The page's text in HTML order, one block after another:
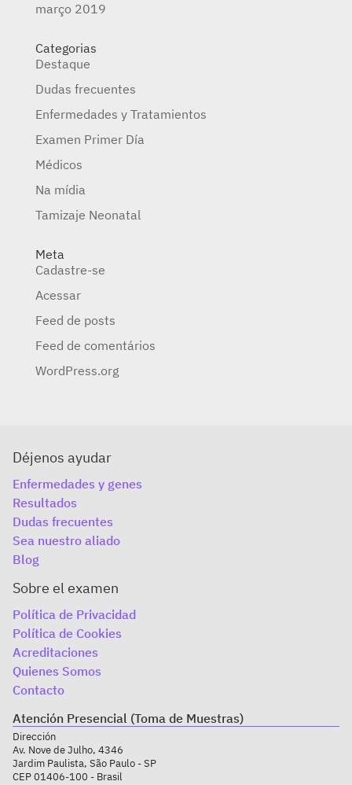
março 2019
Categorias
Destaque
Dudas frecuentes
Enfermedades y Tratamientos
Examen Primer Día
Médicos
Na mídia
Tamizaje Neonatal
Meta
Cadastre-se
Acessar
Feed de posts
Feed de comentários
WordPress.org
Déjenos ayudar
Enfermedades y genes
Resultados
Dudas frecuentes
Sea nuestro aliado
Blog
Sobre el examen
Política de Privacidad
Política de Cookies
Acreditaciones
Quienes Somos
Contacto
Atención Presencial (Toma de Muestras)
Dirección
Av. Nove de Julho, 4346
Jardim Paulista, São Paulo - SP
CEP 01406-100 - Brasil